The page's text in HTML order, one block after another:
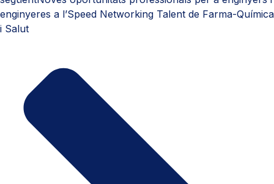
enginyeres a l’Speed Networking Talent de Farma-Química
i Salut